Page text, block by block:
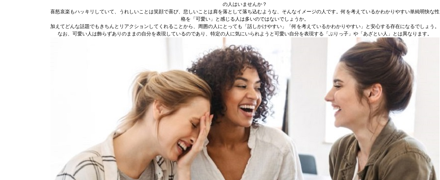
の人はいませんか？
喜怒哀楽もハッキリしていて、うれしいことは笑顔で喜び、悲しいことは肩を落として落ち込むような、そんなイメージの人です。何を考えているかわかりやすい単純明快な性
格を「可愛い」と感じる人は多いのではないでしょうか。
加えてどんな話題でもきちんとリアクションしてくれることから、周囲の人にとっても「話しかけやすい」「何を考えているかわかりやすい」と安心する存在になるでしょう。
なお、可愛い人は飾らずありのままの自分を表現しているのであり、特定の人に気にいられようと可愛い自分を表現する「ぶりっ子」や「あざとい人」とは異なります。